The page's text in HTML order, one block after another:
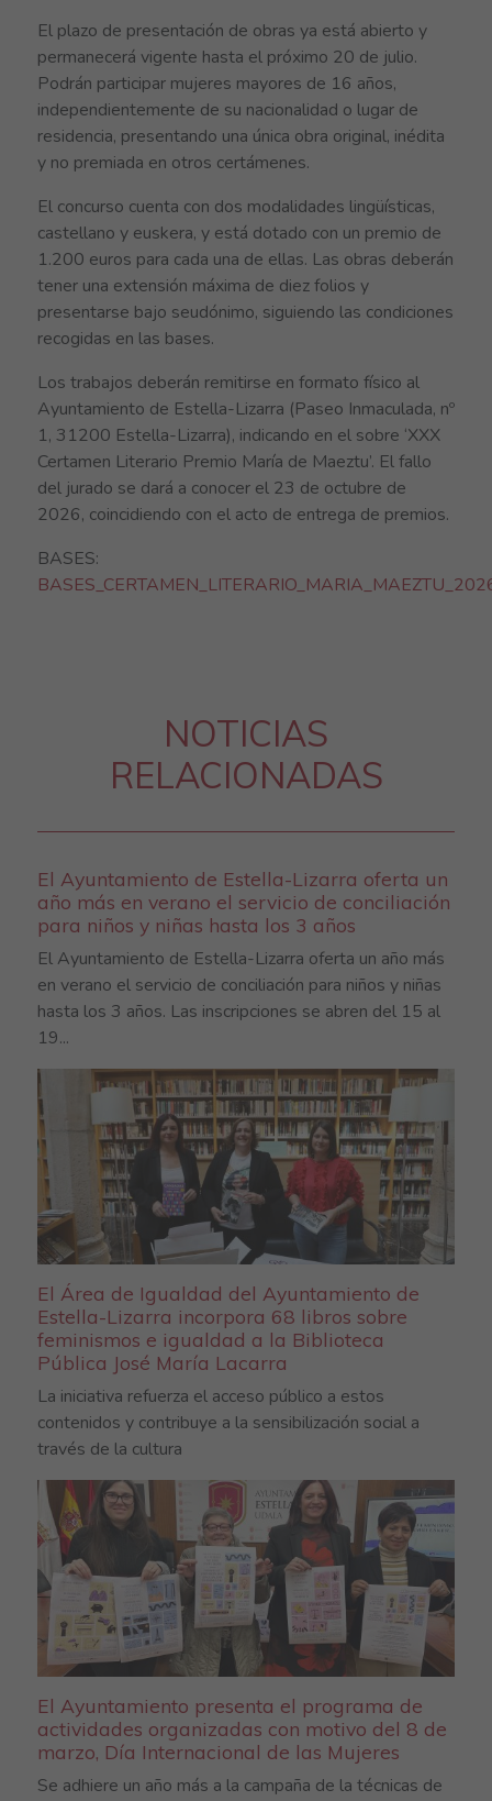
El plazo de presentación de obras ya está abierto y
permanecerá vigente hasta el próximo 20 de julio.
Podrán participar mujeres mayores de 16 años,
independientemente de su nacionalidad o lugar de
residencia, presentando una única obra original, inédita
y no premiada en otros certámenes.
El concurso cuenta con dos modalidades lingüísticas,
castellano y euskera, y está dotado con un premio de
1.200 euros para cada una de ellas. Las obras deberán
tener una extensión máxima de diez folios y
presentarse bajo seudónimo, siguiendo las condiciones
recogidas en las bases.
Los trabajos deberán remitirse en formato físico al
Ayuntamiento de Estella-Lizarra (Paseo Inmaculada, nº
1, 31200 Estella-Lizarra), indicando en el sobre ‘XXX
Certamen Literario Premio María de Maeztu’. El fallo
del jurado se dará a conocer el 23 de octubre de
2026, coincidiendo con el acto de entrega de premios.
BASES:
NOTICIAS
RELACIONADAS
El Ayuntamiento de Estella-Lizarra oferta un
año más en verano el servicio de conciliación
para niños y niñas hasta los 3 años
El Ayuntamiento de Estella-Lizarra oferta un año más
en verano el servicio de conciliación para niños y niñas
hasta los 3 años. Las inscripciones se abren del 15 al
19...
El Área de Igualdad del Ayuntamiento de
Estella-Lizarra incorpora 68 libros sobre
feminismos e igualdad a la Biblioteca
Pública José María Lacarra
La iniciativa refuerza el acceso público a estos
contenidos y contribuye a la sensibilización social a
través de la cultura
El Ayuntamiento presenta el programa de
actividades organizadas con motivo del 8 de
marzo, Día Internacional de las Mujeres
Se adhiere un año más a la campaña de la técnicas de